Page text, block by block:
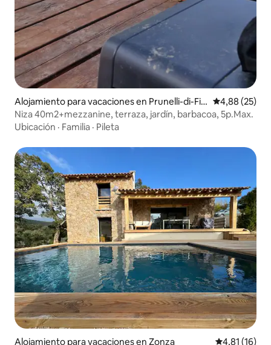
Alojamiento para vacaciones en Prunelli-di-Fiu
morbo
Calificación
4,88 (25)
Niza 40m2+mezzanine, terraza, jardín, barbacoa, 5p.Max.
Ubicación · Familia · Pileta
Alojamiento para vacaciones en Zonza Calificación
4,81 (16)